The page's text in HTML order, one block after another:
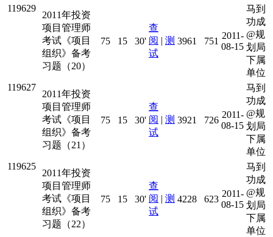
119629
2011年投资
项目管理师
考试《项目
组织》备考
习题（20）
75 15 30'
查
阅 | 测
试
3961 751
2011-
08-15
马到
功成
@规
划局
下属
单位
119627
2011年投资
项目管理师
考试《项目
组织》备考
习题（21）
75 15 30'
查
阅 | 测
试
3921 726
2011-
08-15
马到
功成
@规
划局
下属
单位
119625
2011年投资
项目管理师
考试《项目
组织》备考
习题（22）
75 15 30'
查
阅 | 测
试
4228 623
2011-
08-15
马到
功成
@规
划局
下属
单位